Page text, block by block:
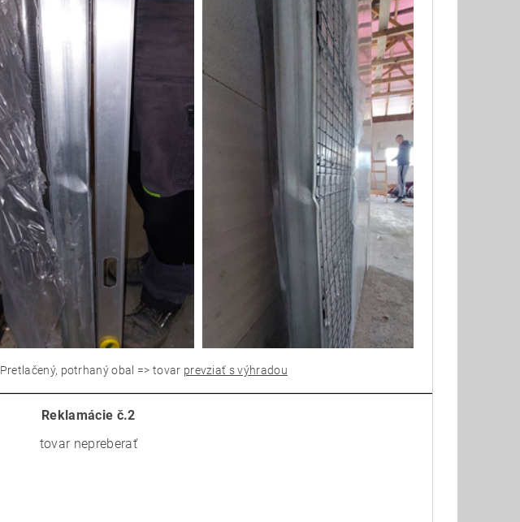
Pretlačený, potrhaný obal => tovar prevziať s výhradou
tovar nepreberať